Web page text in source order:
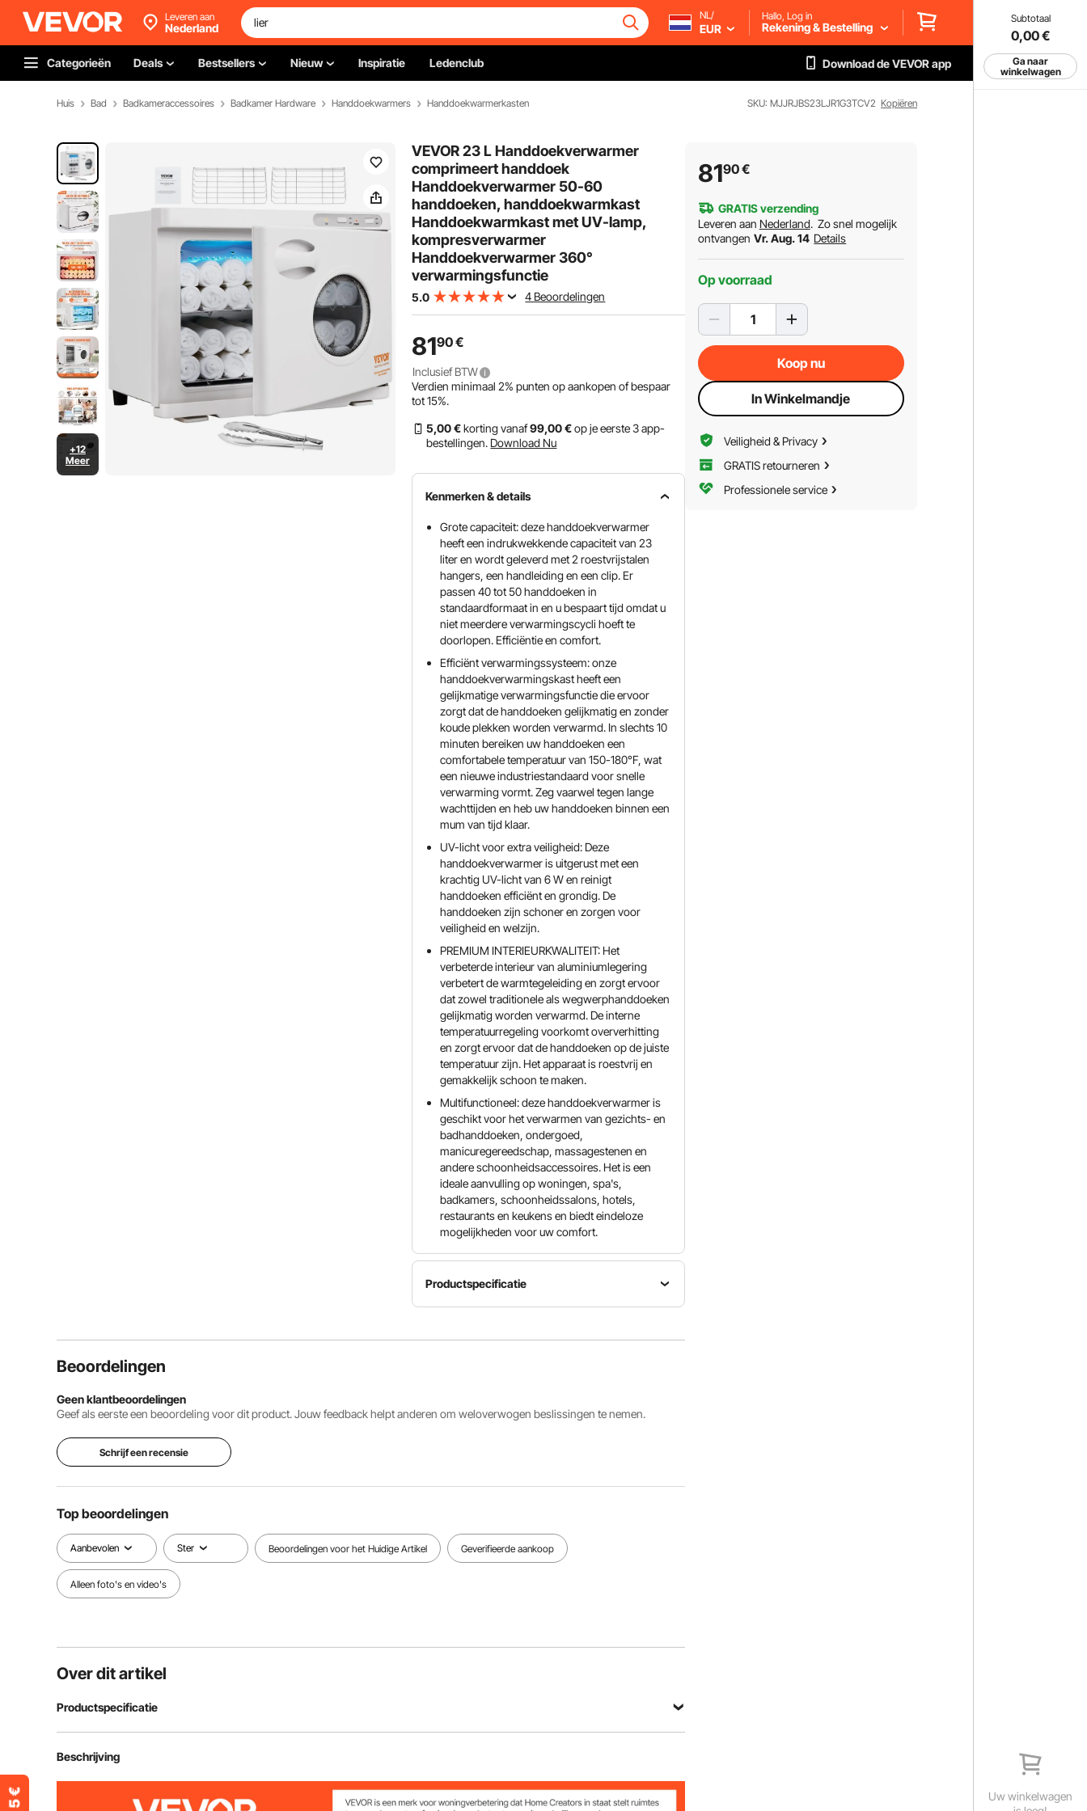
Subtotaal
0,00€
Ga naar
winkelwagen
Uw winkelwagen
Leveren aan
Nederland
NL/
EUR
Hallo, Log in
Rekening & Bestelling
Categorieën Deals Bestsellers Nieuw Inspiratie Ledenclub Download de VEVOR app
Huis Bad Badkameraccessoires Badkamer Hardware Handdoekwarmers Handdoekwarmerkasten SKU: MJJRJBS23LJR1G3TCV2 Kopiëren
+12
Meer
VEVOR 23 L Handdoekverwarmer
comprimeert handdoek
Handdoekverwarmer 50-60
handdoeken, handdoekwarmkast
Handdoekwarmkast met UV-lamp,
kompresverwarmer
Handdoekverwarmer 360°
verwarmingsfunctie
5.0 4 Beoordelingen
8190€
Inclusief BTW
Verdien minimaal2% punten op aankopen of bespaar
tot15%.
5,00 €korting vanaf99,00 €op je eerste 3 app-
bestellingen. Download Nu
Kenmerken & details
Grote capaciteit: deze handdoekverwarmer
heeft een indrukwekkende capaciteit van 23
liter en wordt geleverd met 2 roestvrijstalen
hangers, een handleiding en een clip. Er
passen 40 tot 50 handdoeken in
standaardformaat in en u bespaart tijd omdat u
niet meerdere verwarmingscycli hoeft te
doorlopen. Efficiëntie en comfort.
Efficiënt verwarmingssysteem: onze
handdoekverwarmingskast heeft een
gelijkmatige verwarmingsfunctie die ervoor
zorgt dat de handdoeken gelijkmatig en zonder
koude plekken worden verwarmd. In slechts 10
minuten bereiken uw handdoeken een
comfortabele temperatuur van 150-180°F, wat
een nieuwe industriestandaard voor snelle
verwarming vormt. Zeg vaarwel tegen lange
wachttijden en heb uw handdoeken binnen een
mum van tijd klaar.
UV-licht voor extra veiligheid: Deze
handdoekverwarmer is uitgerust met een
krachtig UV-licht van 6 W en reinigt
handdoeken efficiënt en grondig. De
handdoeken zijn schoner en zorgen voor
veiligheid en welzijn.
PREMIUM INTERIEURKWALITEIT: Het
verbeterde interieur van aluminiumlegering
verbetert de warmtegeleiding en zorgt ervoor
dat zowel traditionele als wegwerphanddoeken
gelijkmatig worden verwarmd. De interne
temperatuurregeling voorkomt oververhitting
en zorgt ervoor dat de handdoeken op de juiste
temperatuur zijn. Het apparaat is roestvrij en
gemakkelijk schoon te maken.
Multifunctioneel: deze handdoekverwarmer is
geschikt voor het verwarmen van gezichts- en
badhanddoeken, ondergoed,
manicuregereedschap, massagestenen en
andere schoonheidsaccessoires. Het is een
ideale aanvulling op woningen, spa's,
badkamers, schoonheidssalons, hotels,
restaurants en keukens en biedt eindeloze
mogelijkheden voor uw comfort.
Productspecificatie
Artikelmodelnummer
vermogen
spanning/frequentie
Roestvrijstalen
UV-licht
Bekijk alle specificaties
Beoordelingen
Geen klantbeoordelingen
Geef als eerste een beoordeling voor dit product. Jouw feedback helpt anderen om weloverwogen beslissingen te nemen.
Schrijf een recensie
Top beoordelingen
Aanbevolen Ster Beoordelingen voor het Huidige Artikel Geverifieerde aankoop
Alleen foto's en video's
Over dit artikel
Productspecificatie
Artikelmodelnummer
Nominaal vermogen 200 W (+5%, -10%)
Beschrijving
8190€
GRATIS verzending
Leveren aan Nederland. Zo snel mogelijk
ontvangen Vr. Aug. 14 Details
Op voorraad
Koop nu
In Winkelmandje
Veiligheid & Privacy
GRATIS retourneren
Professionele service